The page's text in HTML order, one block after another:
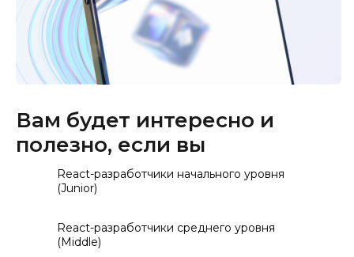
Вам будет интересно и
полезно, если вы
React-разработчики начального уровня
(Junior)
React-разработчики среднего уровня
(Middle)